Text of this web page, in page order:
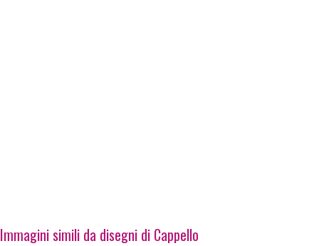
Immagini simili da disegni di Cappello